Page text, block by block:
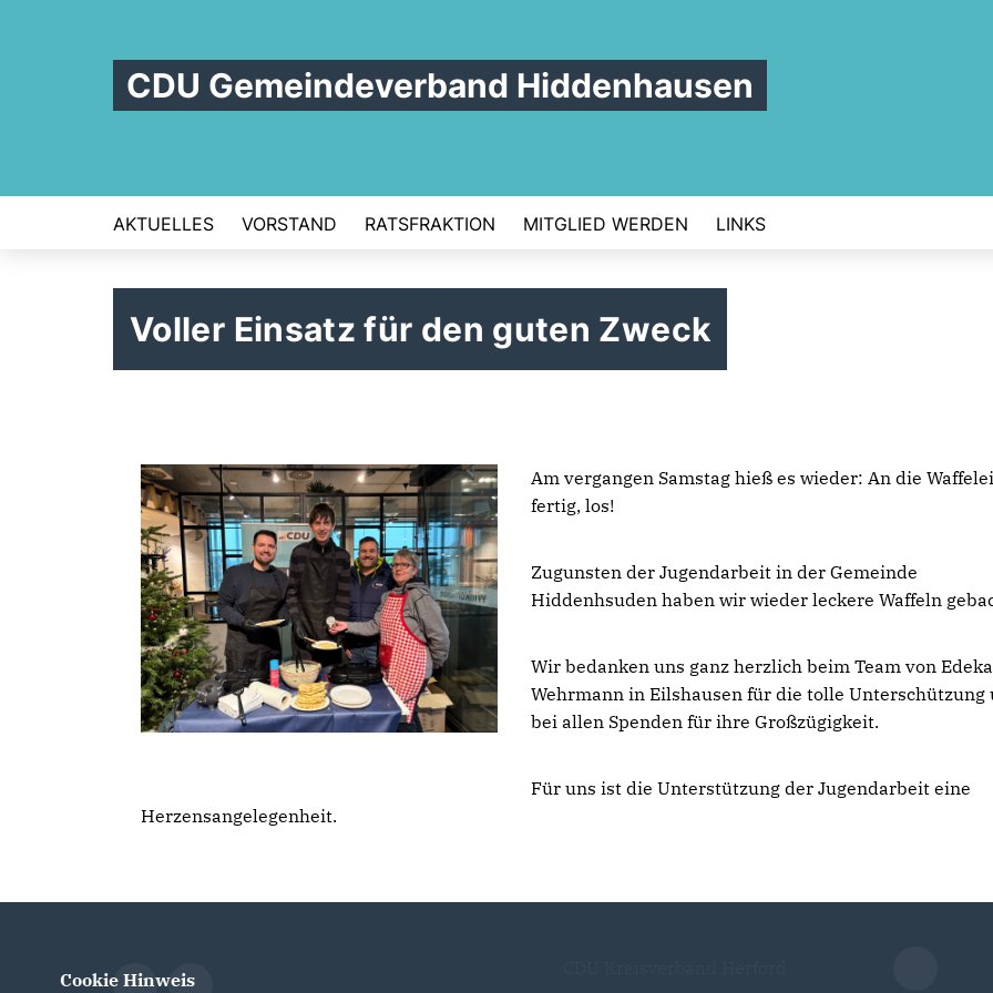
CDU Gemeindeverband Hiddenhausen
AKTUELLES VORSTAND RATSFRAKTION MITGLIED WERDEN LINKS
Voller Einsatz für den guten Zweck
Am vergangen Samstag hieß es wieder: An die
fertig, los!
Zugunsten der Jugendarbeit in der Gemeinde
Hiddenhsuden haben wir wieder leckere Waffeln
Wir bedanken uns ganz herzlich beim Team von Edeka
Wehrmann in Eilshausen für die tolle Unterschützung
bei allen Spenden für ihre Großzügigkeit.
Für uns ist die Unterstützung der Jugendarbeit eine
Herzensangelegenheit.
Cookie Hinweis